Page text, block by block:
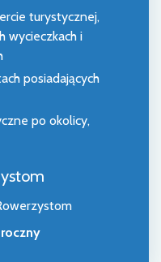
turystycznej,
wycieczkach i
posiadających
po okolicy,